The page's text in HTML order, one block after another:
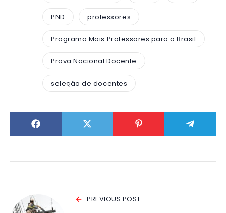
PND professores
Programa Mais Professores para o Brasil
Prova Nacional Docente
seleção de docentes
PREVIOUS POST